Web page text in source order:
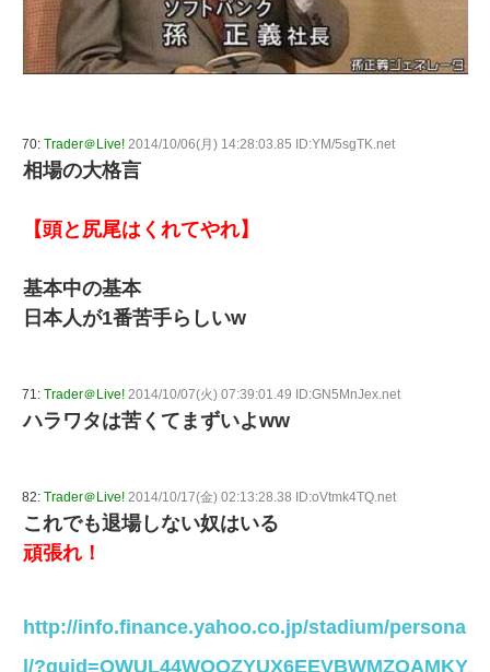
70: Trader＠Live! 2014/10/06(月) 14:28:03.85 ID:YM/5sgTK.net
相場の大格言
【頭と尻尾はくれてやれ】
基本中の基本
日本人が1番苦手らしいw
71: Trader＠Live! 2014/10/07(火) 07:39:01.49 ID:GN5MnJex.net
ハラワタは苦くてまずいよww
82: Trader＠Live! 2014/10/17(金) 02:13:28.38 ID:oVtmk4TQ.net
これでも退場しない奴はいる
頑張れ！
http://info.finance.yahoo.co.jp/stadium/persona
l/?guid=QWUL44WOQZYUX6EEVBWMZOAMKY